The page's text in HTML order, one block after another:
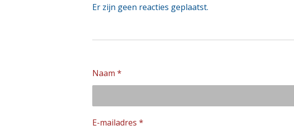
Er zijn geen reacties geplaatst.
Naam *
E-mailadres *